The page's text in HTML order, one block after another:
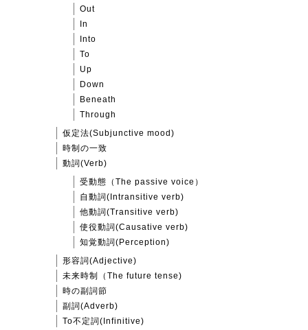
Out
In
Into
To
Up
Down
Beneath
Through
仮定法(Subjunctive mood)
時制の一致
動詞(Verb)
受動態（The passive voice）
自動詞(Intransitive verb)
他動詞(Transitive verb)
使役動詞(Causative verb)
知覚動詞(Perception)
形容詞(Adjective)
未来時制（The future tense)
時の副詞節
副詞(Adverb)
To不定詞(Infinitive)